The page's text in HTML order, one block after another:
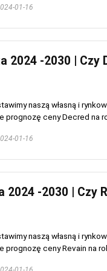
01-16
2024 -2030 | Czy
naszą własną i
ceny Decred na
01-16
2024 -2030 | Czy
naszą własną i
ceny Revain na